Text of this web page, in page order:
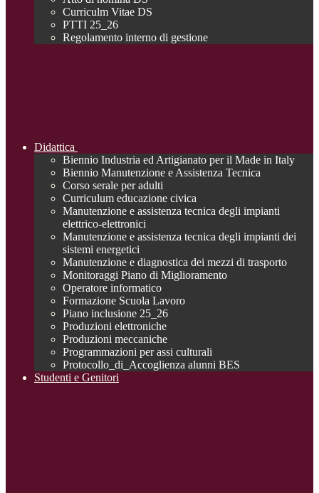
Curriculm Vitae DS
PTTI 25_26
Regolamento interno di gestione
Didattica
Biennio Industria ed Artigianato per il Made in Italy
Biennio Manutenzione e Assistenza Tecnica
Corso serale per adulti
Curriculum educazione civica
Manutenzione e assistenza tecnica degli impianti
elettrico-elettronici
Manutenzione e assistenza tecnica degli impianti dei
sistemi energetici
Manutenzione e diagnostica dei mezzi di trasporto
Monitoraggi Piano di Miglioramento
Operatore informatico
Formazione Scuola Lavoro
Piano inclusione 25_26
Produzioni elettroniche
Produzioni meccaniche
Programmazioni per assi culturali
Protocollo_di_Accoglienza alunni BES
Studenti e Genitori